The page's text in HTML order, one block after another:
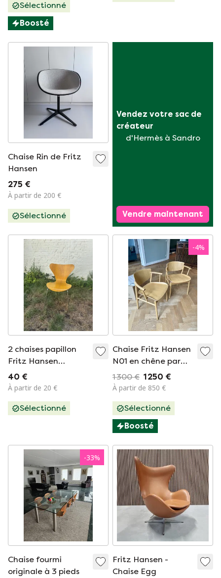
Sélectionné
Boosté
Chaise Rin de Fritz
Hansen
275 €
À partir de 200 €
Sélectionné
Vendez votre sac de
créateur
d'Hermès à Sandro
Vendre maintenant
2 chaises papillon
Fritz Hansen
endommagées
40 €
À partir de 20 €
Sélectionné
-4%
Chaise Fritz Hansen
N01 en chêne par
Nendo (lot de 2)
1 300 € 1 250 €
À partir de 850 €
Sélectionné
Boosté
-33%
Chaise fourmi
originale à 3 pieds
Fritz Hansen -
Chaise Egg